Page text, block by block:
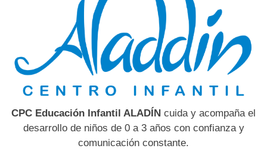
CPC Educación Infantil ALADÍN cuida y acompaña el
desarrollo de niños de 0 a 3 años con confianza y
comunicación constante.